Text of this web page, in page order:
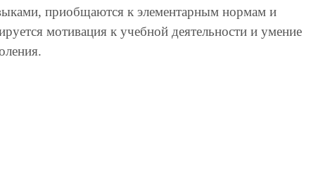
приобщаются к элементарным нормам и
мотивация к учебной деятельности и умение